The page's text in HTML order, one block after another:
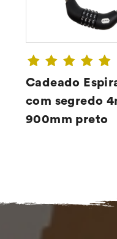
Cadeado
com segredo
900mm preto